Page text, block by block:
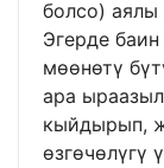
болсо) аялы
Эгерде
мөөнөтү
ара
кыйдырып,
өзгөчөлүгү